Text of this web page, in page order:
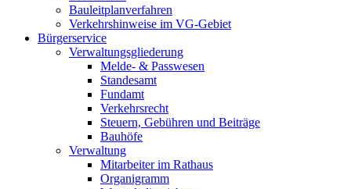
Bauleitplanverfahren
Verkehrshinweise im VG-Gebiet
Bürgerservice
Verwaltungsgliederung
Melde- & Passwesen
Standesamt
Fundamt
Verkehrsrecht
Steuern, Gebühren und Beiträge
Bauhöfe
Verwaltung
Mitarbeiter im Rathaus
Organigramm